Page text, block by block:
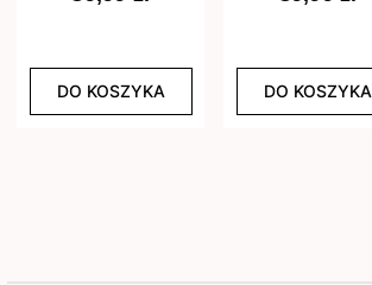
DO KOSZYKA DO KOSZYKA